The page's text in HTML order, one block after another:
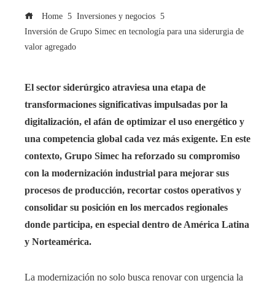
Home
Inversiones y negocios
Inversión de Grupo Simec en tecnología para una siderurgia de
valor agregado
El sector siderúrgico atraviesa una etapa de
transformaciones significativas impulsadas por la
digitalización, el afán de optimizar el uso energético y
una competencia global cada vez más exigente. En este
contexto, Grupo Simec ha reforzado su compromiso
con la modernización industrial para mejorar sus
procesos de producción, recortar costos operativos y
consolidar su posición en los mercados regionales
donde participa, en especial dentro de América Latina
y Norteamérica.
La modernización no solo busca renovar con urgencia la